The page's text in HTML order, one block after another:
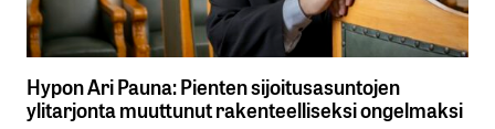
Hypon Ari Pauna: Pienten sijoitusasuntojen
ylitarjonta muuttunut rakenteelliseksi ongelmaksi